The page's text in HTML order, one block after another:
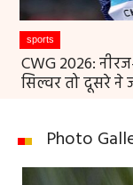
sports
CWG 2026:
सिल्वर तो दूसरे ने
Photo